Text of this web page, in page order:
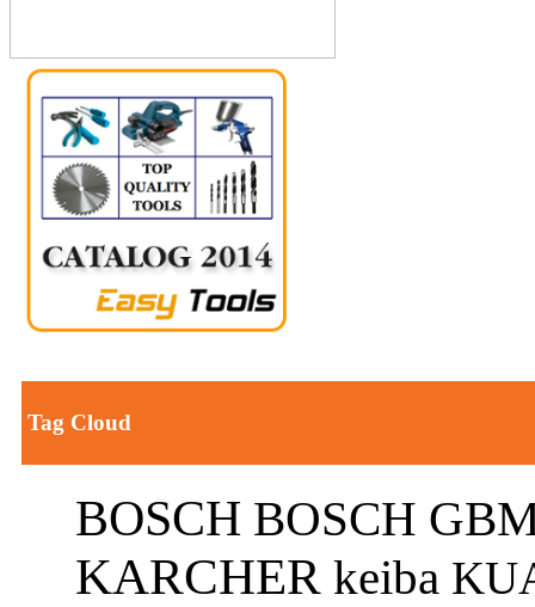
Tag Cloud
BOSCH BOSCH
KARCHER keiba